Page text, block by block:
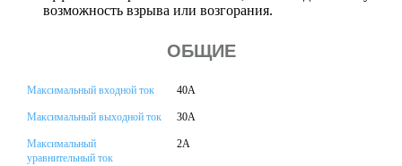
возможность взрыва или возгорания.
ОБЩИЕ
Максимальный входной ток 40А
Максимальный выходной ток 30A
Максимальный
уравнительный ток
2А